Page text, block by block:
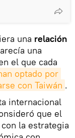
una relación
una
el que cada
optado por
con Taiwán .
internacional
que el
la estrategia